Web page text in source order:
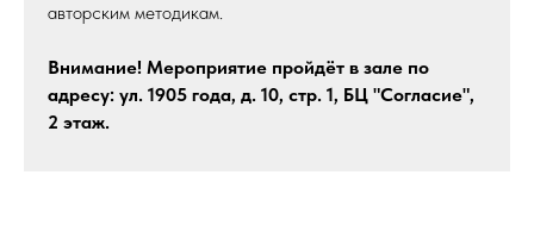
авторским методикам.
Внимание! Мероприятие пройдёт в зале по
адресу: ул. 1905 года, д. 10, стр. 1, БЦ "Согласие",
2 этаж.